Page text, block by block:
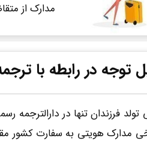
مدارک از
توجه در رابطه با
فرزندان تنها در
مدارک هویتی به سفارت کشور